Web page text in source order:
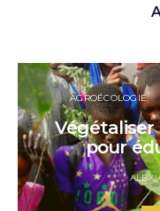
AGROÉCOLOGIE
Végétaliser
pour